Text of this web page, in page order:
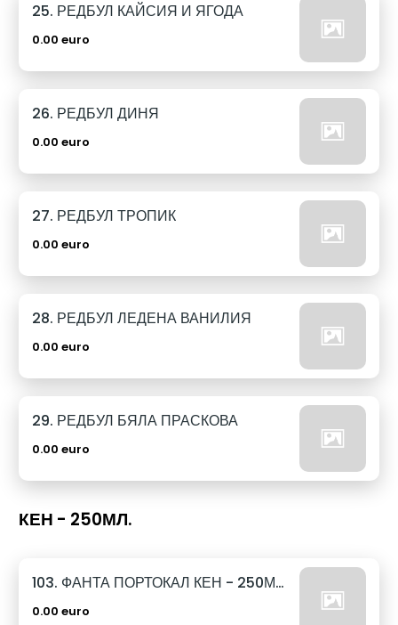
25. РЕДБУЛ КАЙСИЯ И ЯГОДА
0.00 euro
26. РЕДБУЛ ДИНЯ
0.00 euro
27. РЕДБУЛ ТРОПИК
0.00 euro
28. РЕДБУЛ ЛЕДЕНА ВАНИЛИЯ
0.00 euro
29. РЕДБУЛ БЯЛА ПРАСКОВА
0.00 euro
КЕН - 250МЛ.
103. ФАНТА ПОРТОКАЛ КЕН - 250МЛ.
0.00 euro